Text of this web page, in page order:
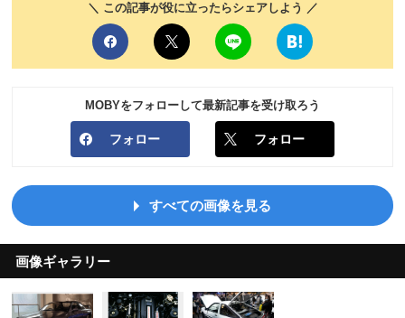
＼ この記事が役に立ったらシェアしよう ／
MOBYをフォローして最新記事を受け取ろう
フォロー フォロー
すべての画像を見る
画像ギャラリー